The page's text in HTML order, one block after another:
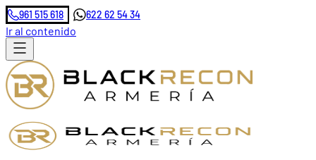
961 515 618 622 62 54 34
Ir al contenido